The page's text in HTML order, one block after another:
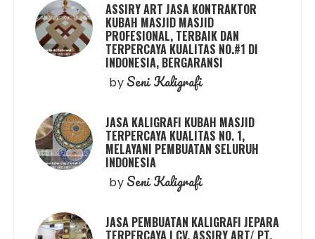
ASSIRY ART JASA KONTRAKTOR
KUBAH MASJID MASJID
PROFESIONAL, TERBAIK DAN
TERPERCAYA KUALITAS NO.#1 DI
INDONESIA, BERGARANSI
by Seni Kaligrafi
JASA KALIGRAFI KUBAH MASJID
TERPERCAYA KUALITAS NO. 1,
MELAYANI PEMBUATAN SELURUH
INDONESIA
by Seni Kaligrafi
JASA PEMBUATAN KALIGRAFI JEPARA
TERPERCAYA | CV. ASSIRY ART/ PT.